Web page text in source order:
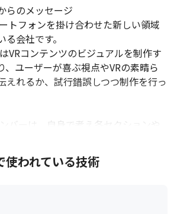
らのメッセージ
トフォンを掛け合わせた新しい領域
会社です。
VRコンテンツのビジュアルを制作す
、ユーザーが喜ぶ視点やVRの素晴ら
えれるか、試行錯誤しつつ制作を行っ
バーは、自身で考え各セクションや
がら自走できる人員で構成されていま
はライブの要となる作業で、演出家、
ションです。
使われている技術